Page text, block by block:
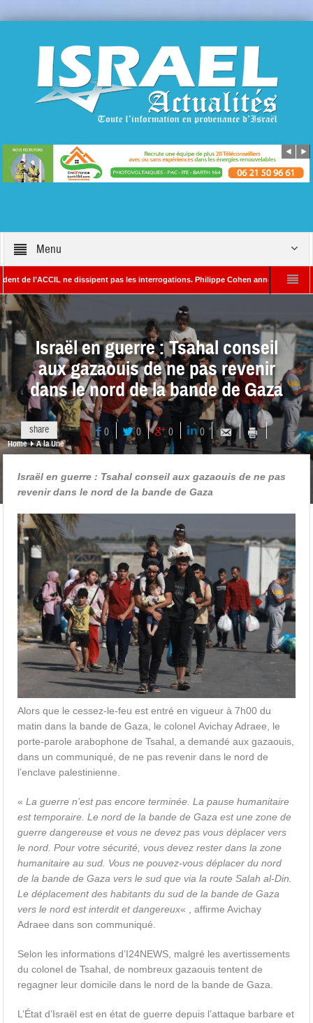
Menu
ne dissipent pas les interrogations. Philippe Cohen annonce se réserver
– Rédacteur en chef d’Israël Actualités
Israël en guerre : Tsahal conseil
aux gazaouis de ne pas revenir
dans le nord de la bande de Gaza
share 0 0 0 0
Home A la Une
Israël en guerre : Tsahal conseil aux gazaouis de ne pas
revenir dans le nord de la bande de Gaza
Alors que le cessez-le-feu est entré en vigueur à 7h00 du
matin dans la bande de Gaza, le colonel Avichay Adraee, le
porte-parole arabophone de Tsahal, a demandé aux gazaouis,
dans un communiqué, de ne pas revenir dans le nord de
l’enclave palestinienne.
«La guerre n’est pas encore terminée. La pause humanitaire
est temporaire. Le nord de la bande de Gaza est une zone de
guerre dangereuse et vous ne devez pas vous déplacer vers
le nord. Pour votre sécurité, vous devez rester dans la zone
humanitaire au sud. Vous ne pouvez-vous déplacer du nord
de la bande de Gaza vers le sud que via la route Salah al-Din.
Le déplacement des habitants du sud de la bande de Gaza
vers le nord est interdit et dangereux« , affirme Avichay
Adraee dans son communiqué.
Selon les informations d’I24NEWS, malgré les avertissements
du colonel de Tsahal, de nombreux gazaouis tentent de
regagner leur domicile dans le nord de la bande de Gaza.
L’État d’Israël est en état de guerre depuis l’attaque barbare et